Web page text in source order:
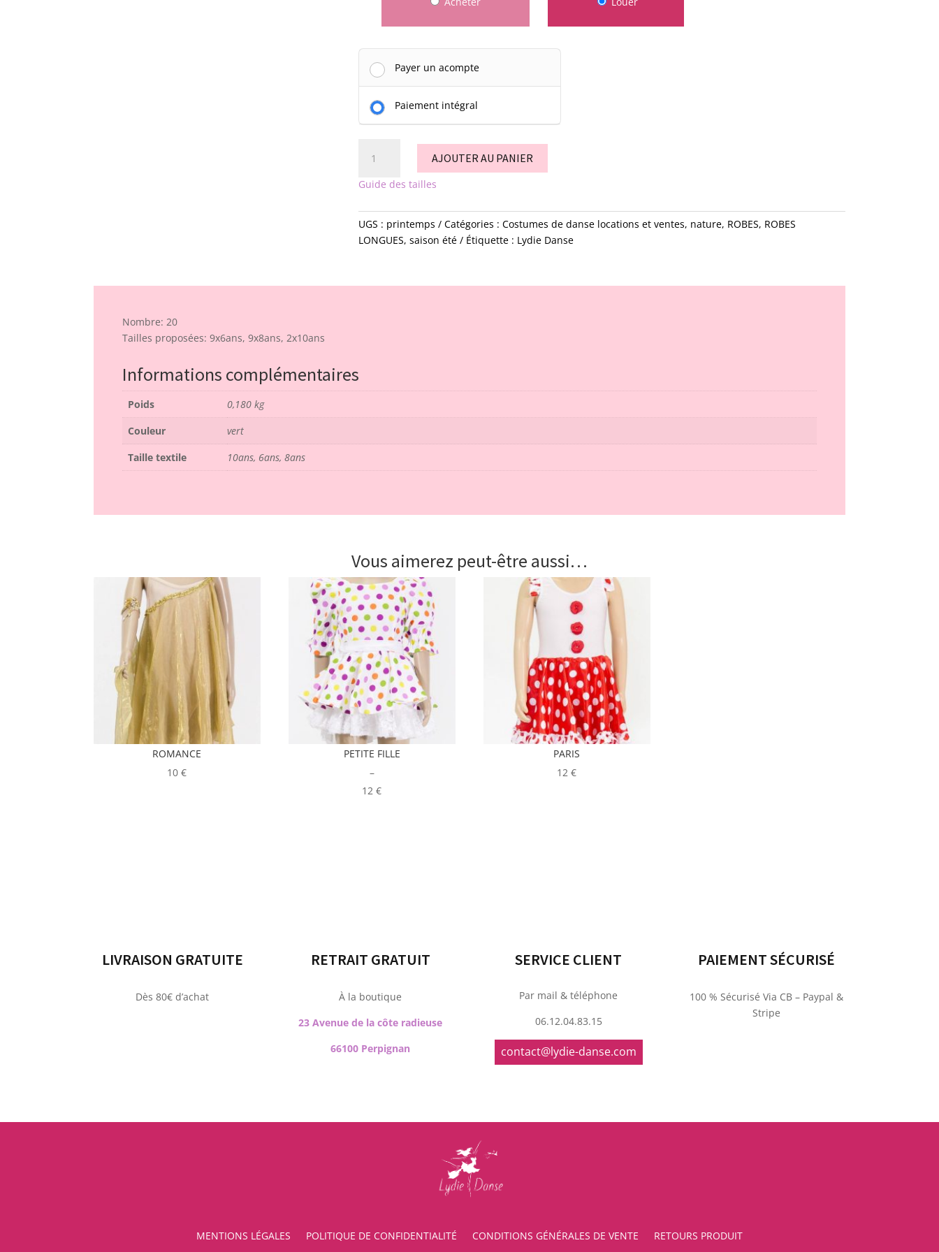
Payer un acompte
Paiement intégral
printemps
AJOUTER AU PANIER
Guide des tailles
UGS : printemps Catégories : Costumes de danse locations et ventes, nature, ROBES, ROBES
LONGUES, saison été Étiquette : Lydie Danse
Nombre: 20
Tailles proposées: 9x6ans, 9x8ans, 2x10ans
Informations complémentaires
Poids
0,180 kg
Couleur
vert
Taille textile
10ans, 6ans, 8ans
Vous aimerez peut-être aussi…
ROMANCE
10€
PETITE FILLE
–
de
12€
PARIS
12€
LIVRAISON GRATUITE
Dès 80€ d’achat
RETRAIT GRATUIT
À la boutique
23 Avenue de la côte radieuse
66100 Perpignan
SERVICE CLIENT
Par mail & téléphone
06.12.04.83.15
contact@lydie-danse.com
PAIEMENT SÉCURISÉ
100 % Sécurisé Via CB – Paypal &
Stripe
MENTIONS LÉGALES POLITIQUE DE CONFIDENTIALITÉ CONDITIONS GÉNÉRALES DE VENTE RETOURS PRODUIT